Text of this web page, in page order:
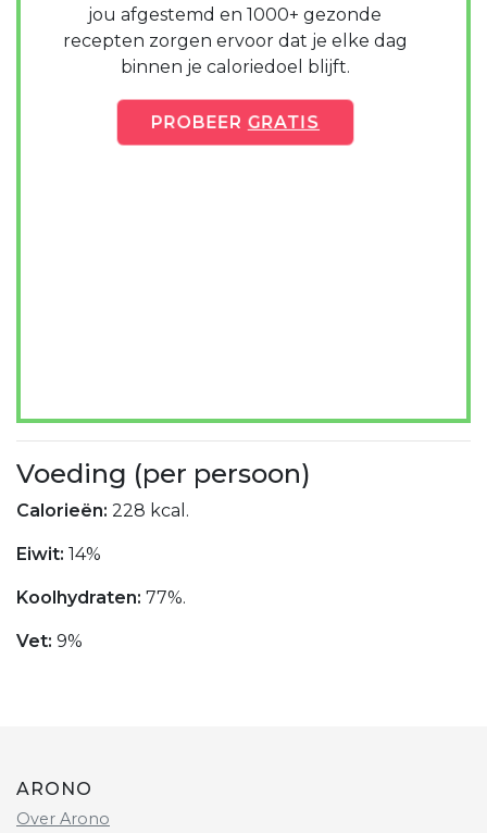
jou afgestemd en 1000+ gezonde
recepten zorgen ervoor dat je elke dag
binnen je caloriedoel blijft.
PROBEER GRATIS
Voeding (per persoon)
Calorieën: 228 kcal.
Eiwit: 14%
Koolhydraten: 77%.
Vet: 9%
ARONO
Over Arono